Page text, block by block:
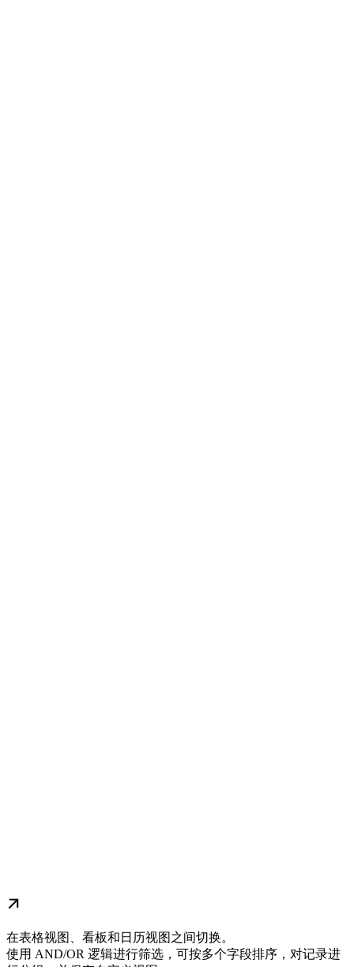
在表格视图、看板和日历视图之间切换。
使用 AND/OR 逻辑进行筛选，可按多个字段排序，对记录进